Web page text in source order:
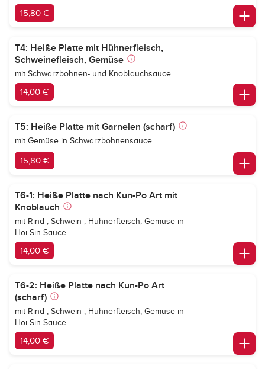
15,80 €
T4: Heiße Platte mit Hühnerfleisch,
Schweinefleisch, Gemüse
mit Schwarzbohnen- und Knoblauchsauce
14,00 €
T5: Heiße Platte mit Garnelen (scharf)
mit Gemüse in Schwarzbohnensauce
15,80 €
T6-1: Heiße Platte nach Kun-Po Art mit
Knoblauch
mit Rind-, Schwein-, Hühnerfleisch, Gemüse in
Hoi-Sin Sauce
14,00 €
T6-2: Heiße Platte nach Kun-Po Art
(scharf)
mit Rind-, Schwein-, Hühnerfleisch, Gemüse in
Hoi-Sin Sauce
14,00 €